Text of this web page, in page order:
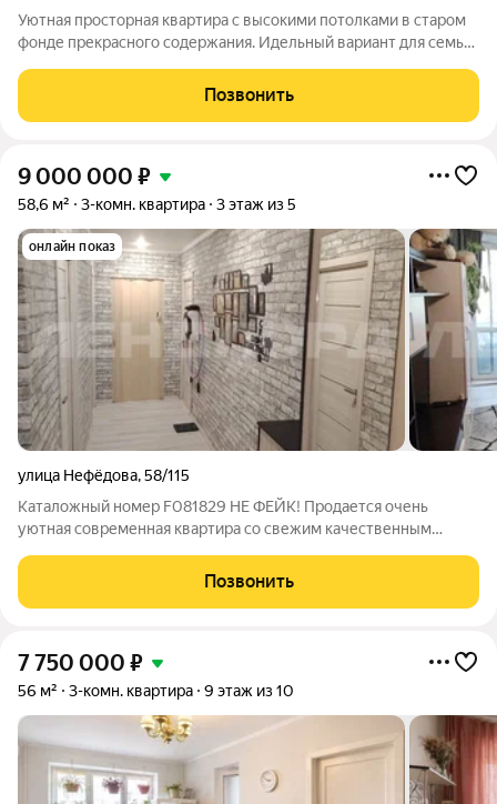
Уютная просторная квартира с высокими потолками в старом
фонде прекрасного содержания. Идельный вариант для семьи
расположение самого дома за счет находяхся рядом
поликлиники, гимназии, детского сада и
Позвонить
9 000 000 ₽
58,6 м² 3-комн. квартира 3 этаж из 5
онлайн показ
улица Нефёдова,58/115
Каталожный номер F081829 НЕ ФЕЙК! Продается очень
уютная современная квартира со свежим качественным
Просторные изолированные комнаты позволяют уединиться
при желании. Окна выходят в тихий тенистый двор
Позвонить
7 750 000 ₽
56 м² 3-комн. квартира 9 этаж из 10